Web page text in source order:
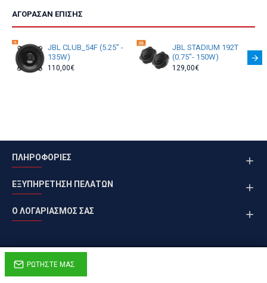
ΡΩΤΉΣΤΕ ΜΑΣ
ΑΓΌΡΑΣΑΝ ΕΠΊΣΗΣ
JBL CLUB_54F (5.25" -
135W)
110,00€
JBL STADIUM 192T
(0.75"- 150W)
129,00€
ΠΛΗΡΟΦΟΡΙΕΣ
ΕΞΥΠΗΡΕΤΗΣΗ ΠΕΛΑΤΩΝ
Ο ΛΟΓΑΡΙΑΣΜΟΣ ΣΑΣ
Copyright © 2021 | Anaptixi.gr | All Rights Reserved.